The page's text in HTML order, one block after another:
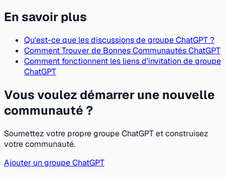
En savoir plus
Qu'est-ce que les discussions de groupe ChatGPT ?
Comment Trouver de Bonnes Communautés ChatGPT
Comment fonctionnent les liens d'invitation de groupe
ChatGPT
Vous voulez démarrer une nouvelle
communauté ?
Soumettez votre propre groupe ChatGPT et construisez
votre communauté.
Ajouter un groupe ChatGPT